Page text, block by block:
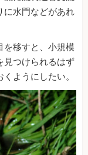
に水門などがあれ
を移すと、小規模
見つけられるはず
ようにしたい。